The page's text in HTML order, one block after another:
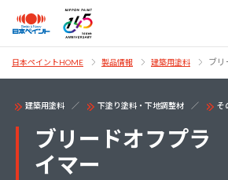
日本ペイントHOME 製品情報 建築用塗料 ブリ
建築用塗料 下塗り塗料・下地調整材 そ
ブリードオフプラ
イマー